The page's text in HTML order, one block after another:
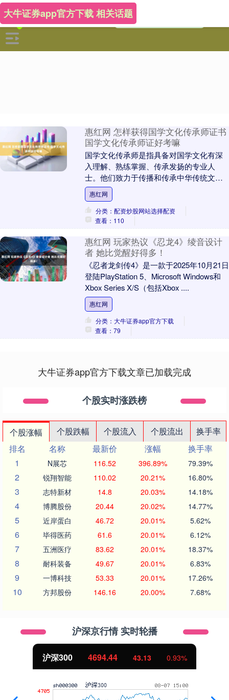
大牛证券app官方下载 相关话题
惠红网 怎样获得国学文化传承师证书
国学文化传承师证好考嘛
国学文化传承师是指具备对国学文化有深
入理解、熟练掌握、传承发扬的专业人
士。他们致力于传播和传承中华传统文
化，通过各种方式如教学、研究、讲座、
文化活动组织等，将国....
惠红网
分类：配资炒股网站选择配资
查看：110
惠红网 玩家热议《忍龙4》绫音设计
者 她比觉醒好得多！
《忍者龙剑传4》是一款于2025年10月21日
登陆PlayStation 5、Microsoft Windows和
Xbox Series X/S（包括Xbox ....
惠红网
分类：大牛证券app官方下载
查看：79
大牛证券app官方下载文章已加载完成
个股实时涨跌榜
个股涨幅 个股跌幅 个股流入 个股流出
换手率
排名
名称 最新价 涨幅
换手率
1
N展芯 116.52 396.89% 79.39%
2 锐翔智能 110.02 20.21% 16.80%
3 志特新材 14.8 20.03% 14.18%
4 博腾股份 20.44 20.02% 14.77%
5 近岸蛋白 46.72 20.01% 5.62%
6 毕得医药 61.6 20.01% 6.12%
7 五洲医疗 83.62 20.01% 18.37%
8 耐科装备 49.67 20.01% 6.83%
9 一博科技 53.33 20.01% 17.26%
10 方邦股份 146.16 20.00% 7.68%
沪深京行情 实时轮播
沪深300 4694.44 43.13 0.93%